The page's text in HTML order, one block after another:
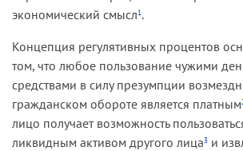
экономический смысл1 .
Концепция регулятивных процентов
том, что любое пользование чужими
средствами в силу презумпции
гражданском обороте является платным
лицо получает возможность
ликвидным активом другого лица3 и